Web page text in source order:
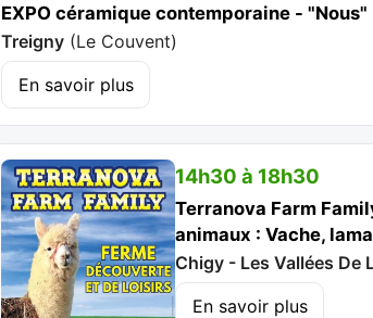
EXPO céramique contemporaine -
Treigny (Le Couvent)
En savoir plus
14h30 à 18h30
Terranova Farm
animaux : Vache,
Chigy - Les Vallées De
En savoir plus